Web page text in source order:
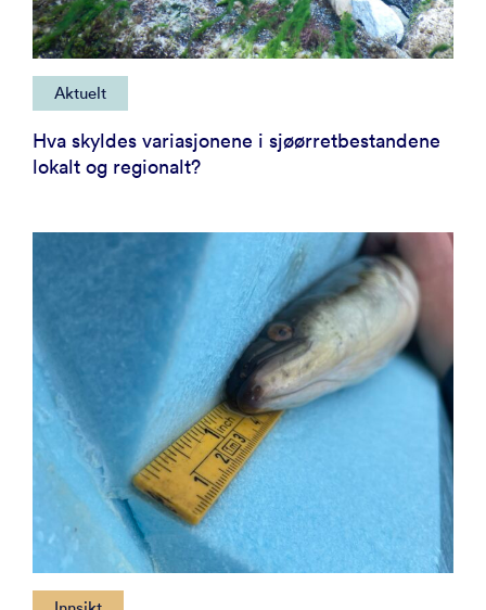
Aktuelt
Hva skyldes variasjonene i sjøørretbestandene
lokalt og regionalt?